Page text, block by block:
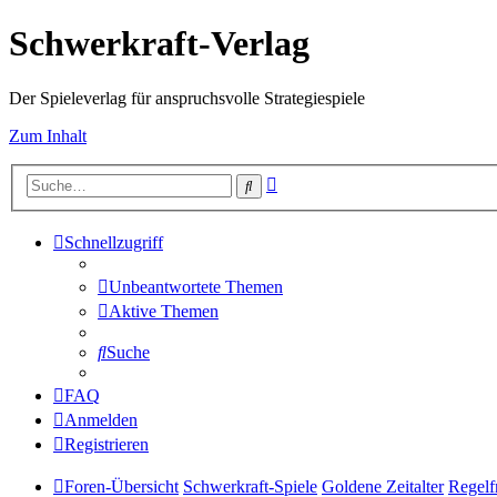
Schwerkraft-Verlag
Der Spieleverlag für anspruchsvolle Strategiespiele
Zum Inhalt
Suche
Schnellzugriff
Unbeantwortete Themen
Aktive Themen
Suche
FAQ
Anmelden
Registrieren
Foren-Übersicht Schwerkraft-Spiele Goldene Zeitalter